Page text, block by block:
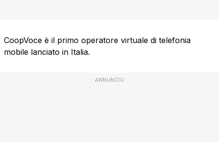
CoopVoce è il primo operatore virtuale di telefonia
mobile lanciato in Italia.
ANNUNCIO